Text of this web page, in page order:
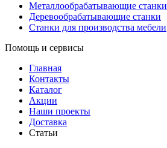
Металлообрабатывающие станки
Деревообрабатывающие станки
Станки для производства мебели
Помощь и сервисы
Главная
Контакты
Каталог
Акции
Наши проекты
Доставка
Статьи